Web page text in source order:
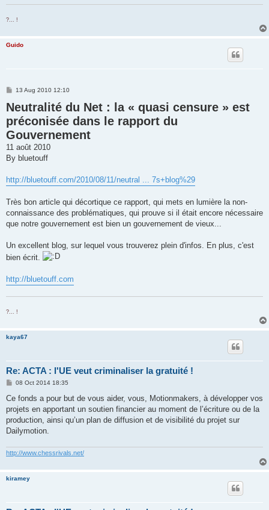
?... !
Guido
P
s
t
13 Aug 2010 12:10
Neutralité du Net : la « quasi censure » est
préconisée dans le rapport du
Gouvernement
11 août 2010
By bluetouff
http://bluetouff.com/2010/08/11/neutral ... 7s+blog%29
Très bon article qui décortique ce rapport, qui mets en lumière la non-
connaissance des problématiques, qui prouve si il était encore nécessaire
que notre gouvernement est bien un gouvernement de vieux...
Un excellent blog, sur lequel vous trouverez plein d'infos. En plus, c'est
bien écrit.
http://bluetouff.com
?... !
kaya67
Re: ACTA : l'UE veut criminaliser la gratuité !
P
s
08 Oct 2014 18:35
Ce fonds a pour but de vous aider, vous, Motionmakers, à développer vos
projets en apportant un soutien financier au moment de l’écriture ou de la
production, ainsi qu’un plan de diffusion et de visibilité du projet sur
Dailymotion.
http://www.chessrivals.net/
kiramey